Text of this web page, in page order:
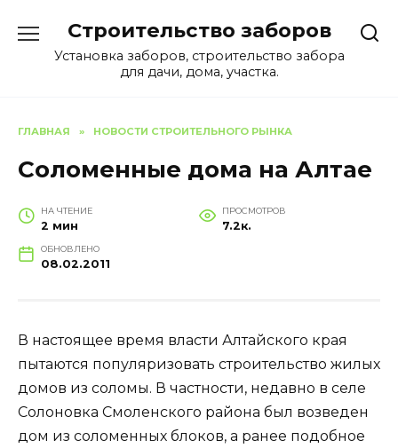
содержанию
Строительство заборов
Установка заборов, строительство забора
для дачи, дома, участка.
ГЛАВНАЯ » НОВОСТИ СТРОИТЕЛЬНОГО РЫНКА
Соломенные дома на Алтае
НА ЧТЕНИЕ
2 мин
ПРОСМОТРОВ
7.2к.
ОБНОВЛЕНО
08.02.2011
В настоящее время власти Алтайского края
пытаются популяризовать строительство жилых
домов из соломы. В частности, недавно в селе
Солоновка Смоленского района был возведен
дом из соломенных блоков, а ранее подобное